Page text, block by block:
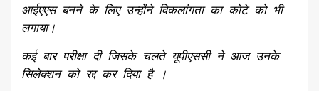
आईएएस बनने के लिए उन्होंने विकलांगता का कोटे को भी
लगाया।
कई बार परीक्षा दी जिसके चलते यूपीएससी ने आज उनके
सिलेक्शन को रद्द कर दिया है ।